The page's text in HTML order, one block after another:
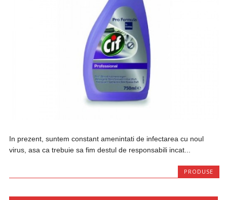
In prezent, suntem constant amenintati de infectarea cu noul
virus, asa ca trebuie sa fim destul de responsabili incat...
PRODUSE